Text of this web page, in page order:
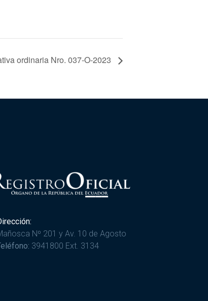
ordinaria Nro. 037-O-2023
Nº 201 y Av. 10 de Agosto
3941800 Ext. 3134